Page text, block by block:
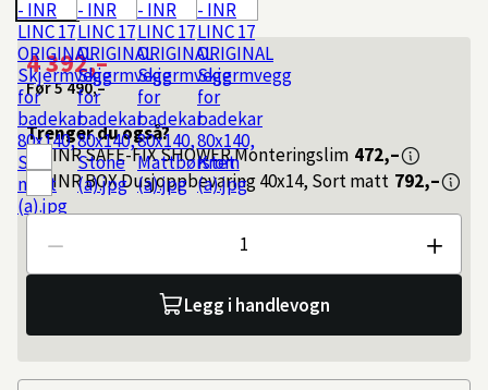
4 392,–
Før5 490,–
Trenger du også?
INRSAFE-FIX SHOWER Monteringslim 472,–
INRBOX Dusjoppbevaring 40x14, Sort matt 792,–
Antall
Legg i handlevogn